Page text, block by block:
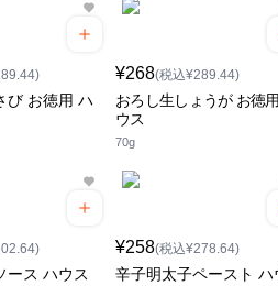
び お徳用 ハ
¥268(税込¥289.44)
おろし生しょうが お徳
ウス
70g
ース ハウス
¥258(税込¥278.64)
辛子明太子ペースト ハ